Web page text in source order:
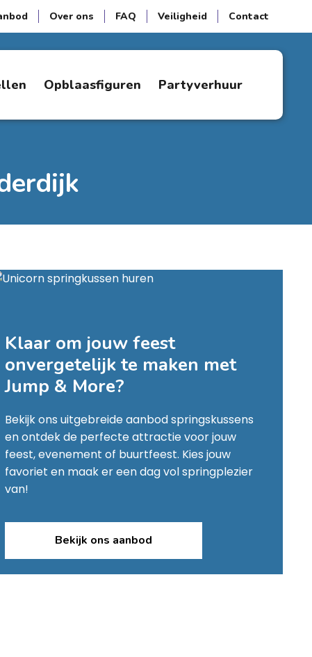
Over ons FAQ Veiligheid Contact
Opblaasfiguren Partyverhuur
Klaar om jouw feest
onvergetelijk te maken met
Jump & More?
Bekijk ons uitgebreide aanbod springskussens
en ontdek de perfecte attractie voor jouw
feest, evenement of buurtfeest. Kies jouw
favoriet en maak er een dag vol springplezier
van!
Bekijk ons aanbod